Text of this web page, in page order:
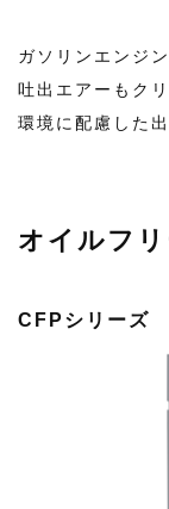
ガソリンエンジ
吐出エアーもク
環境に配慮した
オイルフ
CFPシリーズ